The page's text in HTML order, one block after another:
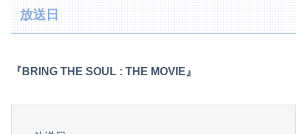
放送日
『BRING THE SOUL : THE MOVIE』